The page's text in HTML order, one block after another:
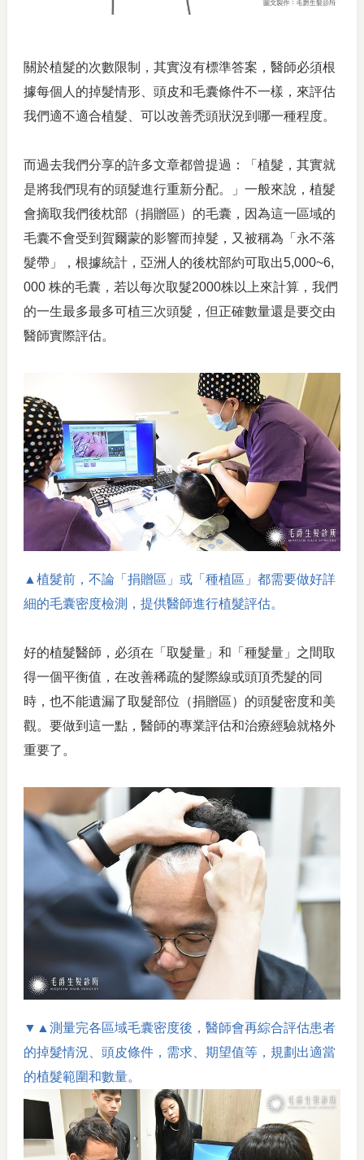
關於植髮的次數限制，其實沒有標準答案，醫師必須根
據每個人的掉髮情形、頭皮和毛囊條件不一樣，來評估
我們適不適合植髮、可以改善禿頭狀況到哪一種程度。
而過去我們分享的許多文章都曾提過：「植髮，其實就
是將我們現有的頭髮進行重新分配。」一般來說，植髮
會摘取我們後枕部（捐贈區）的毛囊，因為這一區域的
毛囊不會受到賀爾蒙的影響而掉髮，又被稱為「永不落
髮帶」，根據統計，亞洲人的後枕部約可取出5,000~6,
000 株的毛囊，若以每次取髮2000株以上來計算，我們
的一生最多最多可植三次頭髮，但正確數量還是要交由
醫師實際評估。
▲植髮前，不論「捐贈區」或「種植區」都需要做好詳
細的毛囊密度檢測，提供醫師進行植髮評估。
好的植髮醫師，必須在「取髮量」和「種髮量」之間取
得一個平衡值，在改善稀疏的髮際線或頭頂禿髮的同
時，也不能遺漏了取髮部位（捐贈區）的頭髮密度和美
觀。要做到這一點，醫師的專業評估和治療經驗就格外
重要了。
▼▲測量完各區域毛囊密度後，醫師會再綜合評估患者
的掉髮情況、頭皮條件，需求、期望值等，規劃出適當
的植髮範圍和數量。